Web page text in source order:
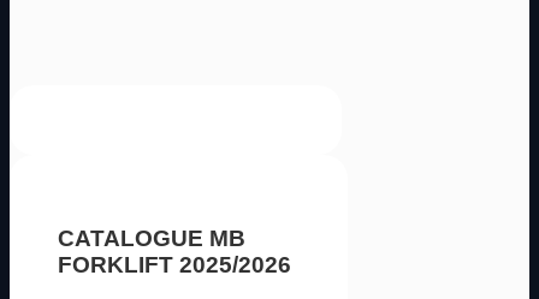
CATALOGUE MB
FORKLIFT 2025/2026